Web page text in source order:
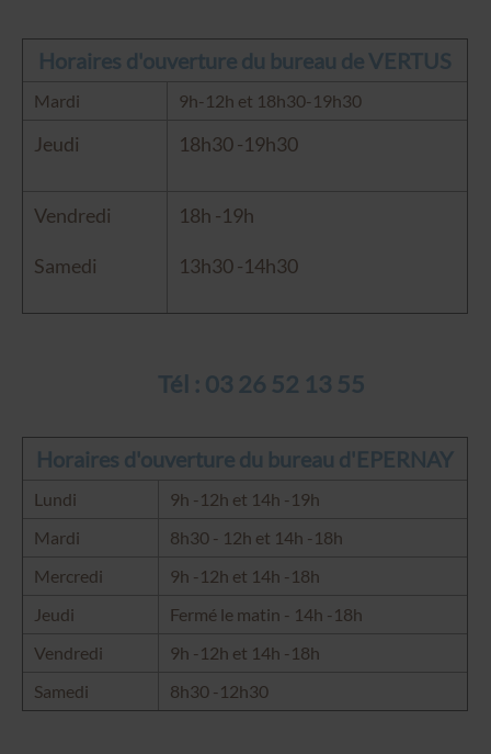
Horaires d'ouverture du bureau de VERTUS
Mardi 9h-12h et 18h30-19h30
Jeudi 18h30 -19h30
Vendredi
Samedi
18h -19h
13h30 -14h30
Tél : 03 26 52 13 55
Horaires d'ouverture du bureau d'EPERNAY
Lundi
9h -12h et 14h -19h
Mardi
8h30 - 12h et 14h -18h
Mercredi
9h -12h et 14h -18h
Jeudi
Fermé le matin - 14h -18h
Vendredi
9h -12h et 14h -18h
Samedi
8h30 -12h30